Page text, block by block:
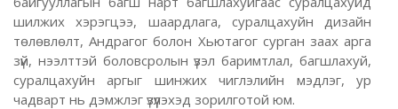
шилжих хэрэгцээ, шаардлага, суралцахуйн дизайн
төлөвлөлт, Андрагог болон Хьютагог сурган заах арга
зүй, нээлттэй боловсролын үзэл баримтлал, багшлахуй,
суралцахуйн аргыг шинжих чиглэлийн мэдлэг, ур
чадварт нь дэмжлэг үзүүлэхэд зорилготой юм.